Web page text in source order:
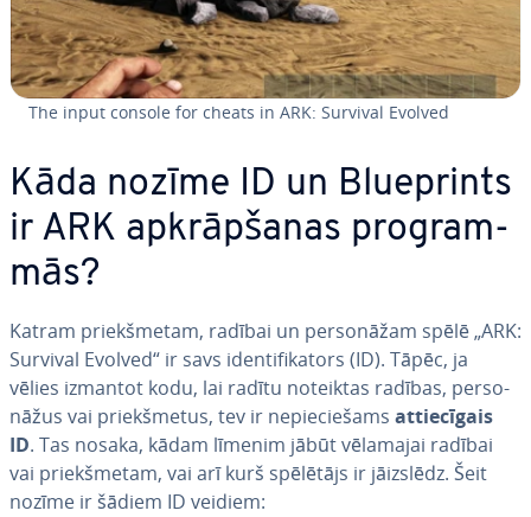
The input console for cheats in ARK: Survival Evolved
Kāda nozīme ID un Bluep­rints
ir ARK ap­krāp­ša­nas prog­ram­
mās?
Katram priekš­me­tam, radībai un per­so­nā­žam spēlē „ARK:
Survival Evolved“ ir savs iden­ti­fi­ka­tors (ID). Tāpēc, ja
vēlies izmantot kodu, lai radītu noteiktas radības, per­so­
nā­žus vai priekš­me­tus, tev ir ne­pie­cie­šams at­tie­cī­gais
ID. Tas nosaka, kādam līmenim jābūt vēlamajai radībai
vai priekš­me­tam, vai arī kurš spēlētājs ir jāizslēdz. Šeit
nozīme ir šādiem ID veidiem: